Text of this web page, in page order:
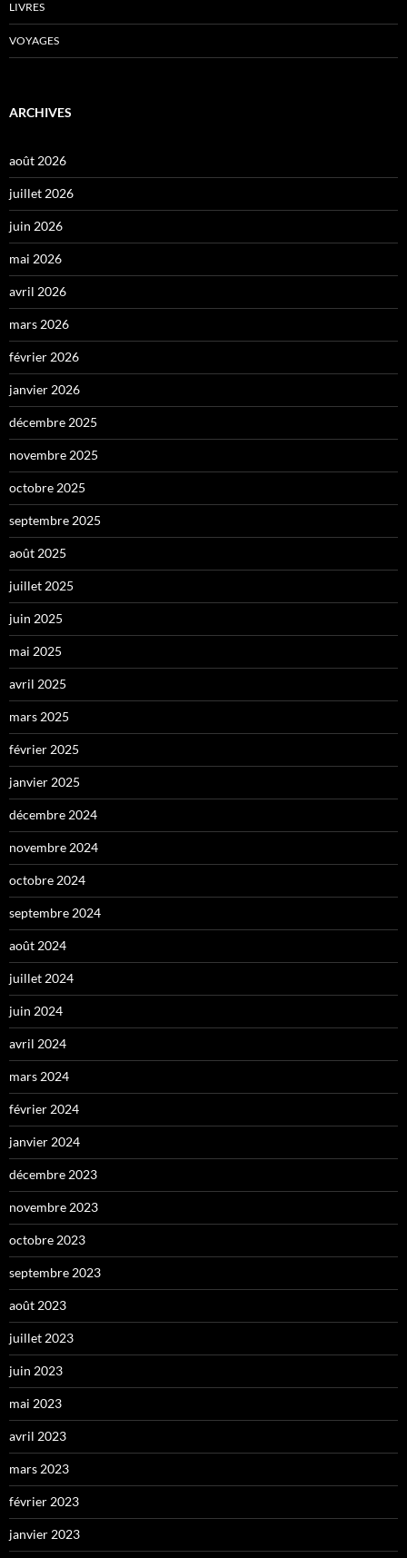
LIVRES
VOYAGES
ARCHIVES
août 2026
juillet 2026
juin 2026
mai 2026
avril 2026
mars 2026
février 2026
janvier 2026
décembre 2025
novembre 2025
octobre 2025
septembre 2025
août 2025
juillet 2025
juin 2025
mai 2025
avril 2025
mars 2025
février 2025
janvier 2025
décembre 2024
novembre 2024
octobre 2024
septembre 2024
août 2024
juillet 2024
juin 2024
avril 2024
mars 2024
février 2024
janvier 2024
décembre 2023
novembre 2023
octobre 2023
septembre 2023
août 2023
juillet 2023
juin 2023
mai 2023
avril 2023
mars 2023
février 2023
janvier 2023